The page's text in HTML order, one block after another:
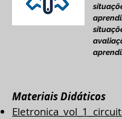
Materiais Didáticos